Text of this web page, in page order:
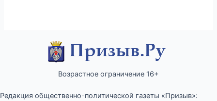
Возрастное ограничение 16+
Редакция общественно-политической газеты «Призыв»: